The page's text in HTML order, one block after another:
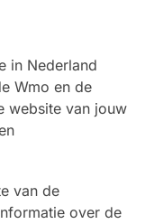
in Nederland
Wmo en de
website van jouw
van de
over de